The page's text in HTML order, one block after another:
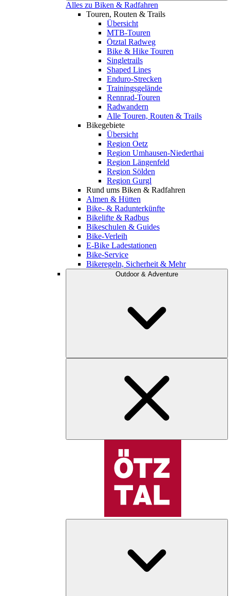
Alles zu Biken & Radfahren
Touren, Routen & Trails
Übersicht
MTB-Touren
Ötztal Radweg
Bike & Hike Touren
Singletrails
Shaped Lines
Enduro-Strecken
Trainingsgelände
Rennrad-Touren
Radwandern
Alle Touren, Routen & Trails
Bikegebiete
Übersicht
Region Oetz
Region Umhausen-Niederthai
Region Längenfeld
Region Sölden
Region Gurgl
Rund ums Biken & Radfahren
Almen & Hütten
Bike- & Radunterkünfte
Bikelifte & Radbus
Bikeschulen & Guides
Bike-Verleih
E-Bike Ladestationen
Bike-Service
Bikeregeln, Sicherheit & Mehr
Outdoor & Adventure